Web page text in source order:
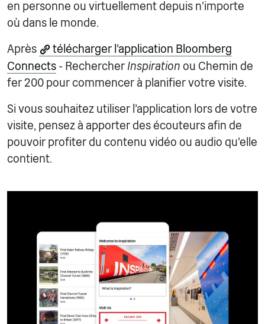
en personne ou virtuellement depuis n'importe
où dans le monde.
Après
télécharger l'application Bloomberg
Connects - Rechercher Inspiration ou Chemin de
fer 200 pour commencer à planifier votre visite.
Si vous souhaitez utiliser l'application lors de votre
visite, pensez à apporter des écouteurs afin de
pouvoir profiter du contenu vidéo ou audio qu'elle
contient.